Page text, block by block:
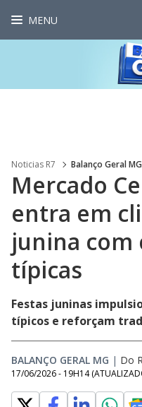
MENU
Noticias R7 Balanço Geral MG
Mercado
entra em
junina com
típicas
Festas juninas
típicos e reforçam
BALANÇO GERAL MG | Do
17/06/2026 - 19H14